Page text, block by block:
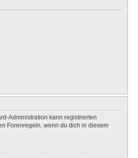
Administration kann registrierten
Forenregeln, wenn du dich in diesem